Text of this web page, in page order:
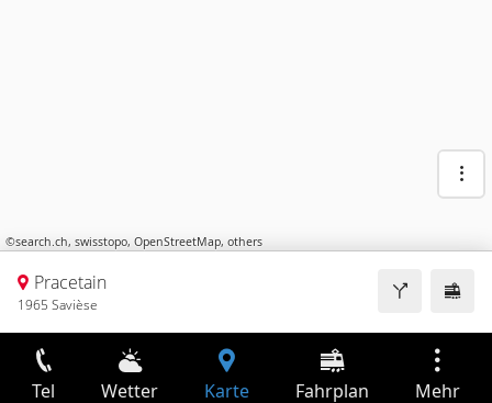
©search.ch, swisstopo, OpenStreetMap, others
Pracetain
1965 Savièse
Tel Wetter Karte Fahrplan Mehr